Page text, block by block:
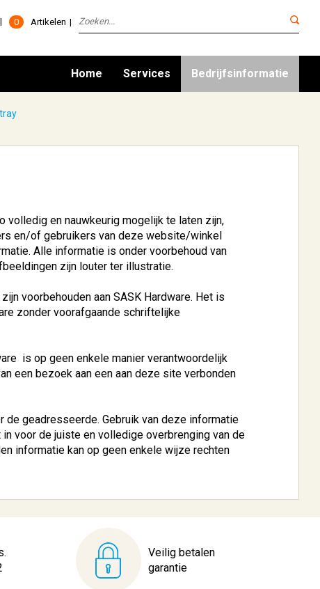
0 Artikelen
Home Services Bedrijfsinformatie
volledig en nauwkeurig mogelijk te laten zijn,
en/of gebruikers van deze website/winkel
Alle informatie is onder voorbehoud van
zijn louter ter illustratie.
voorbehouden aan SASK Hardware. Het is
zonder voorafgaande schriftelijke
is op geen enkele manier verantwoordelijk
een bezoek aan een aan deze site verbonden
geadresseerde. Gebruik van deze informatie
voor de juiste en volledige overbrenging van de
informatie kan op geen enkele wijze rechten
Veilig betalen
garantie